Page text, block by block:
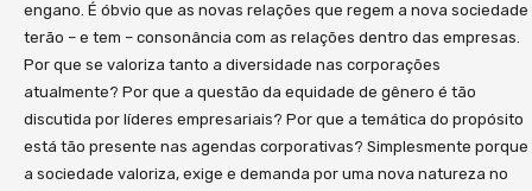
engano. É óbvio que as novas relações que regem a nova sociedade
terão – e tem – consonância com as relações dentro das empresas.
Por que se valoriza tanto a diversidade nas corporações
atualmente? Por que a questão da equidade de gênero é tão
discutida por líderes empresariais? Por que a temática do propósito
está tão presente nas agendas corporativas? Simplesmente porque
a sociedade valoriza, exige e demanda por uma nova natureza no